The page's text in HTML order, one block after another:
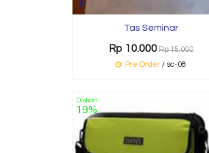
Tas Seminar
Rp 10.000 Rp 15.000
Pre Order / sc-08
Diskon
19%